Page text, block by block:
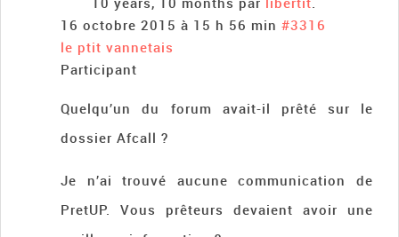
16 octobre 2015 à 15 h 56 min #3316
le ptit vannetais
Participant
Quelqu’un du forum avait-il prêté sur le
dossier Afcall ?
Je n’ai trouvé aucune communication de
PretUP. Vous prêteurs devaient avoir une